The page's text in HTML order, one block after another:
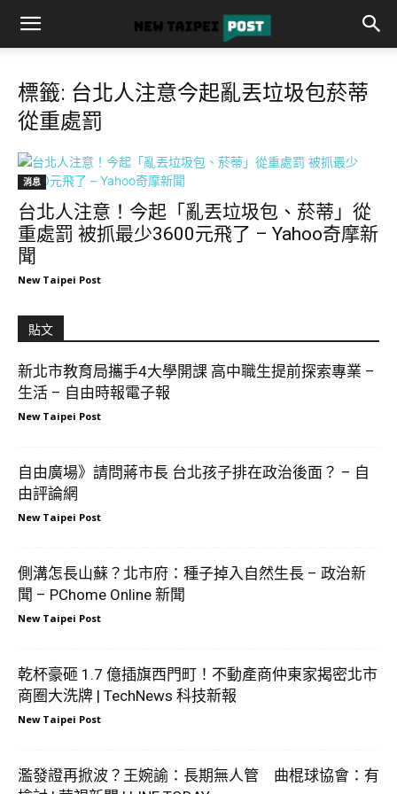
標籤: 台北人注意今起亂丟垃圾包菸蒂
從重處罰
消息
台北人注意！今起「亂丟垃圾包、菸蒂」從
重處罰 被抓最少3600元飛了 – Yahoo奇摩新
聞
New Taipei Post
貼文
新北市教育局攜手4大學開課 高中職生提前探索專業 –
生活 – 自由時報電子報
New Taipei Post
自由廣場》請問蔣市長 台北孩子排在政治後面？ – 自
由評論網
New Taipei Post
側溝怎長山蘇？北市府：種子掉入自然生長 – 政治新
聞 – PChome Online 新聞
New Taipei Post
乾杯豪砸 1.7 億插旗西門町！不動產商仲東家揭密北市
商圈大洗牌 | TechNews 科技新報
New Taipei Post
濫發證再掀波？王婉諭：長期無人管 曲棍球協會：有